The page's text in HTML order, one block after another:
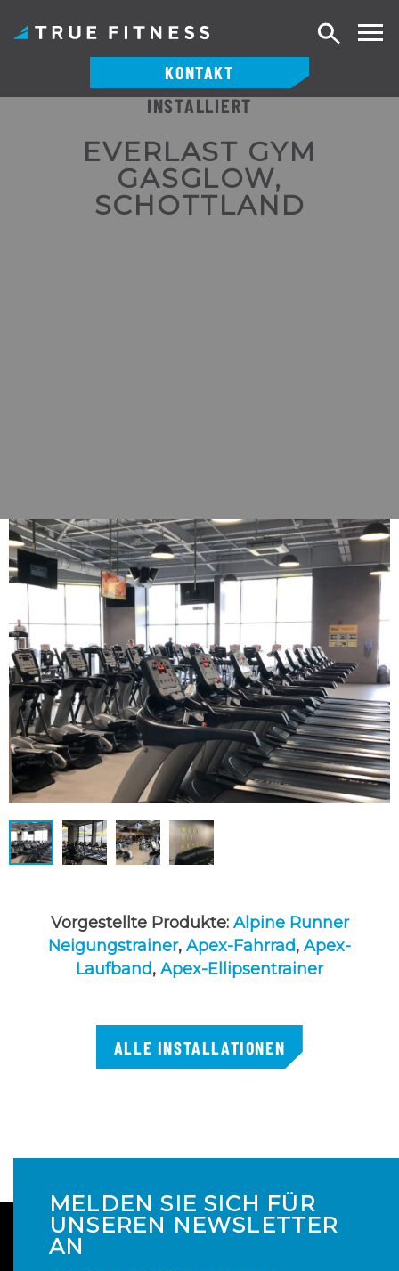
KONTAKT
Suche
INSTALLIERT
EVERLAST GYM
GASGLOW,
SCHOTTLAND
Vorgestellte Produkte: Alpine Runner
Neigungstrainer, Apex-Fahrrad, Apex-
Laufband, Apex-Ellipsentrainer
ALLE INSTALLATIONEN
MELDEN SIE SICH FÜR
UNSEREN NEWSLETTER
AN